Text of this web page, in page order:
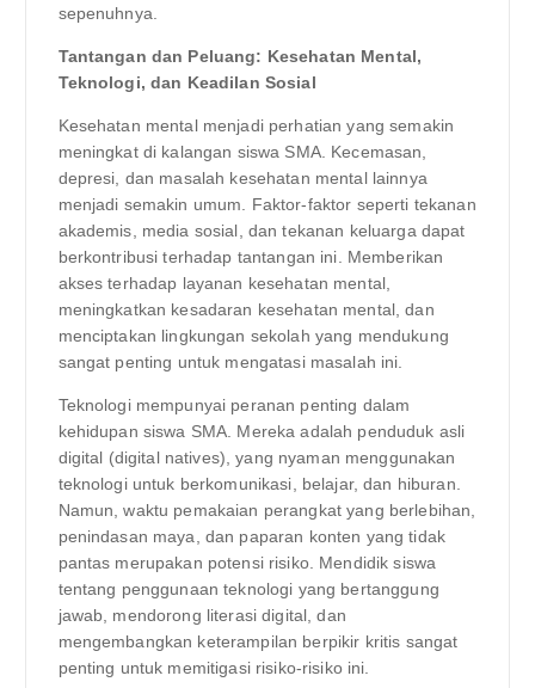
sepenuhnya.
Tantangan dan Peluang: Kesehatan Mental,
Teknologi, dan Keadilan Sosial
Kesehatan mental menjadi perhatian yang semakin
meningkat di kalangan siswa SMA. Kecemasan,
depresi, dan masalah kesehatan mental lainnya
menjadi semakin umum. Faktor-faktor seperti tekanan
akademis, media sosial, dan tekanan keluarga dapat
berkontribusi terhadap tantangan ini. Memberikan
akses terhadap layanan kesehatan mental,
meningkatkan kesadaran kesehatan mental, dan
menciptakan lingkungan sekolah yang mendukung
sangat penting untuk mengatasi masalah ini.
Teknologi mempunyai peranan penting dalam
kehidupan siswa SMA. Mereka adalah penduduk asli
digital (digital natives), yang nyaman menggunakan
teknologi untuk berkomunikasi, belajar, dan hiburan.
Namun, waktu pemakaian perangkat yang berlebihan,
penindasan maya, dan paparan konten yang tidak
pantas merupakan potensi risiko. Mendidik siswa
tentang penggunaan teknologi yang bertanggung
jawab, mendorong literasi digital, dan
mengembangkan keterampilan berpikir kritis sangat
penting untuk memitigasi risiko-risiko ini.